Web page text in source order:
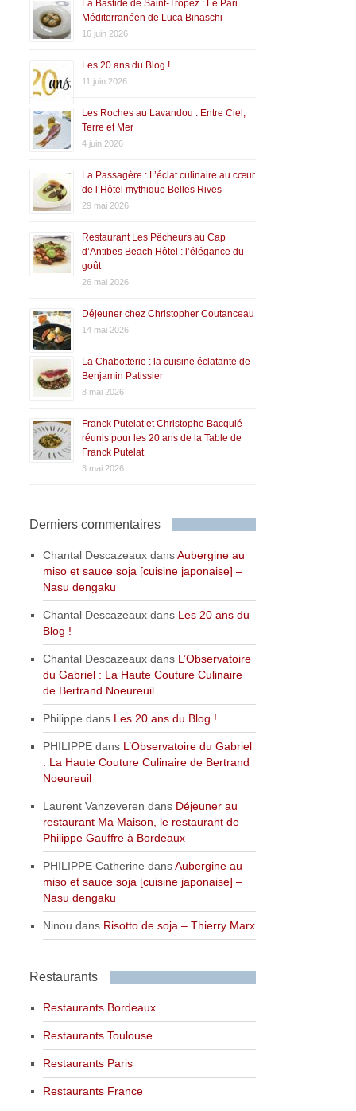
La Bastide de Saint-Tropez : Le Pari
Méditerranéen de Luca Binaschi
16 juin 2026
Les 20 ans du Blog !
11 juin 2026
Les Roches au Lavandou : Entre Ciel,
Terre et Mer
4 juin 2026
La Passagère : L’éclat culinaire au cœur
de l’Hôtel mythique Belles Rives
29 mai 2026
Restaurant Les Pêcheurs au Cap
d’Antibes Beach Hôtel : l’élégance du
goût
26 mai 2026
Déjeuner chez Christopher Coutanceau
14 mai 2026
La Chabotterie : la cuisine éclatante de
Benjamin Patissier
8 mai 2026
Franck Putelat et Christophe Bacquié
réunis pour les 20 ans de la Table de
Franck Putelat
3 mai 2026
Derniers commentaires
Chantal Descazeaux dansAubergine au
miso et sauce soja [cuisine japonaise] –
Nasu dengaku
Chantal Descazeaux dans Les 20 ans du
Blog !
Chantal Descazeaux dans L’Observatoire
du Gabriel : La Haute Couture Culinaire
de Bertrand Noeureuil
Philippe dans Les 20 ans du Blog !
PHILIPPE dans L’Observatoire du Gabriel
: La Haute Couture Culinaire de Bertrand
Noeureuil
Laurent Vanzeveren dans Déjeuner au
restaurant Ma Maison, le restaurant de
Philippe Gauffre à Bordeaux
PHILIPPE Catherine dansAubergine au
miso et sauce soja [cuisine japonaise] –
Nasu dengaku
Ninou dans Risotto de soja – Thierry Marx
Restaurants
Restaurants Bordeaux
Restaurants Toulouse
Restaurants Paris
Restaurants France